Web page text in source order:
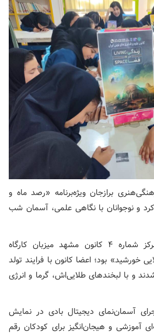
برازجان ویژه‌برنامه «رصد ماه و
کرد و نوجوانان با نگاهی علمی، آسمان شب
در استان خراسان رضوی، مرکز شماره ۴ کانون مشهد میزبان کارگاه
بود؛ اعضا کانون با فرایند تولد
و با لبخندهای طلایی‌اش، گرما و انرژی
آسمان‌نمای دیجیتال بادی در نمایش
آموزشی و هیجان‌انگیز برای کودکان رقم